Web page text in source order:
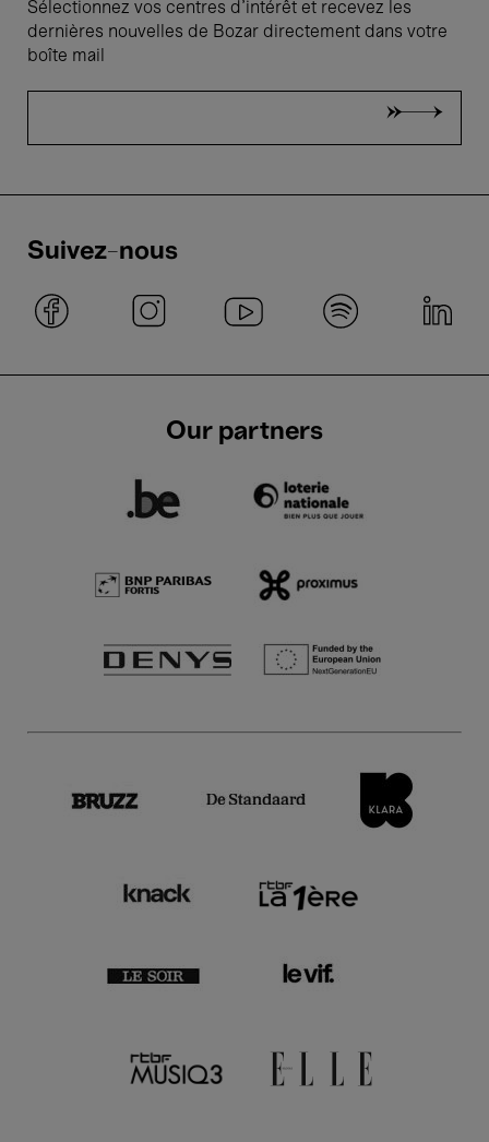
Sélectionnez vos centres d'intérêt et recevez les
dernières nouvelles de Bozar directement dans votre
boîte mail
Suivez-nous
Our partners